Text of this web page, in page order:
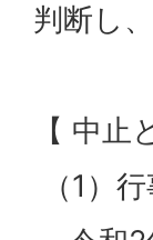
判断し
【 中止
（1）